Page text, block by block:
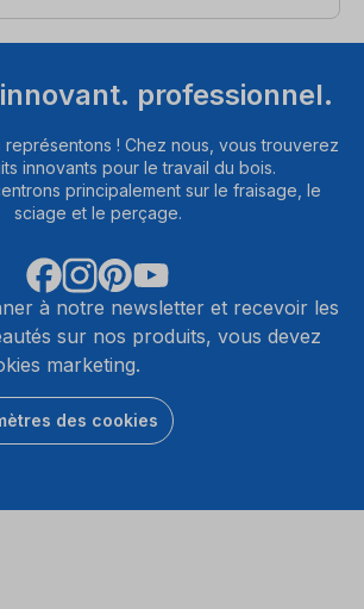
professionnel.
! Chez nous, vous trouverez
innovants pour le travail du bois.
principalement sur le fraisage, le
sciage et le perçage.
à notre newsletter et recevoir les
sur nos produits, vous devez
marketing.
des cookies